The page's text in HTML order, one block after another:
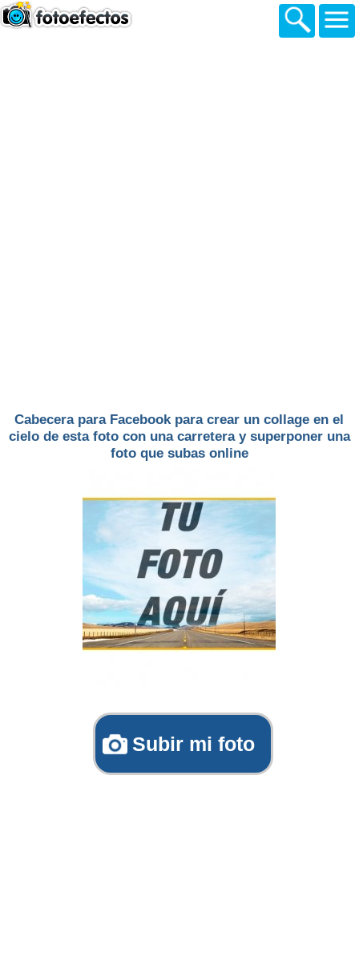
Cabecera para Facebook para crear un collage en el
cielo de esta foto con una carretera y superponer una
foto que subas online
Subir mi foto